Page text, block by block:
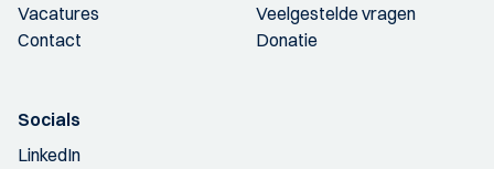
Vacatures
Contact
Veelgestelde vragen
Donatie
Socials
LinkedIn